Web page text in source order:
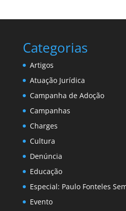
Categorias
Artigos
Atuação Jurídica
Campanha de Adoção
Campanhas
Charges
Cultura
Denúncia
Educação
Especial: Paulo Fonteles
Evento